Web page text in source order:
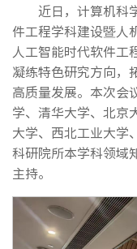
近日，计算机科
件工程学科建设暨人
人工智能时代软件工
凝练特色研究方向，
高质量发展。本次会
学、清华大学、北京
大学、西北工业大学
科研院所本学科领域
主持。